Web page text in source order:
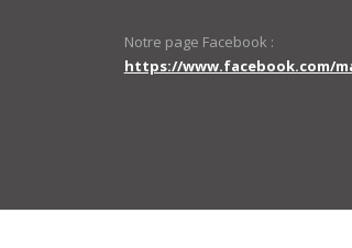
Notre page Facebook :
https://www.facebook.com/